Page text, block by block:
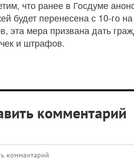
что ранее в Госдуме
будет перенесена с 10-го
эта мера призвана дать
и штрафов.
комментарий